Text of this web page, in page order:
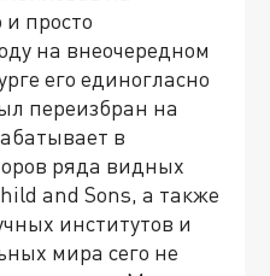
просто
на внеочередном
его единогласно
переизбран на
в
ряда видных
and Sons, а также
институтов и
мира сего не